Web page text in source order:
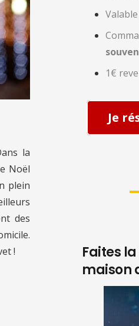
la
Noël
plein
des
!
Valable
1€
Je
Faites
maison